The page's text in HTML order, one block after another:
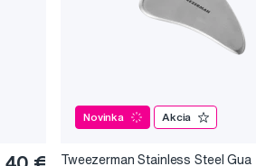
Novinka Akcia
Tweezerman Stainless Steel Gua